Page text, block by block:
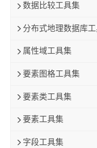
数据比较工具集
分布式地理数据库
属性域工具集
要素图格工具集
要素类工具集
要素工具集
字段工具集